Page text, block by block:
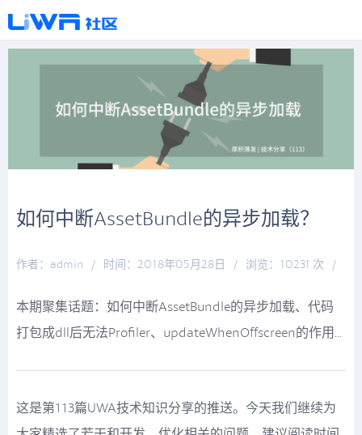
如何中断AssetBundle的异步加载？
作者：admin / 时间：2018年05月28日 / 浏览：10231 次
/
本期聚集话题：如何中断AssetBundle的异步加载、代码
打包成dll后无法Profiler、updateWhenOffscreen的作用...
这是第113篇UWA技术知识分享的推送。今天我们继续为